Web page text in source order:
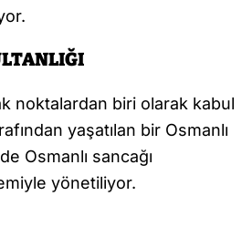
noktalardan biri olarak kabul
yaşatılan bir Osmanlı
Osmanlı sancağı
yönetiliyor.